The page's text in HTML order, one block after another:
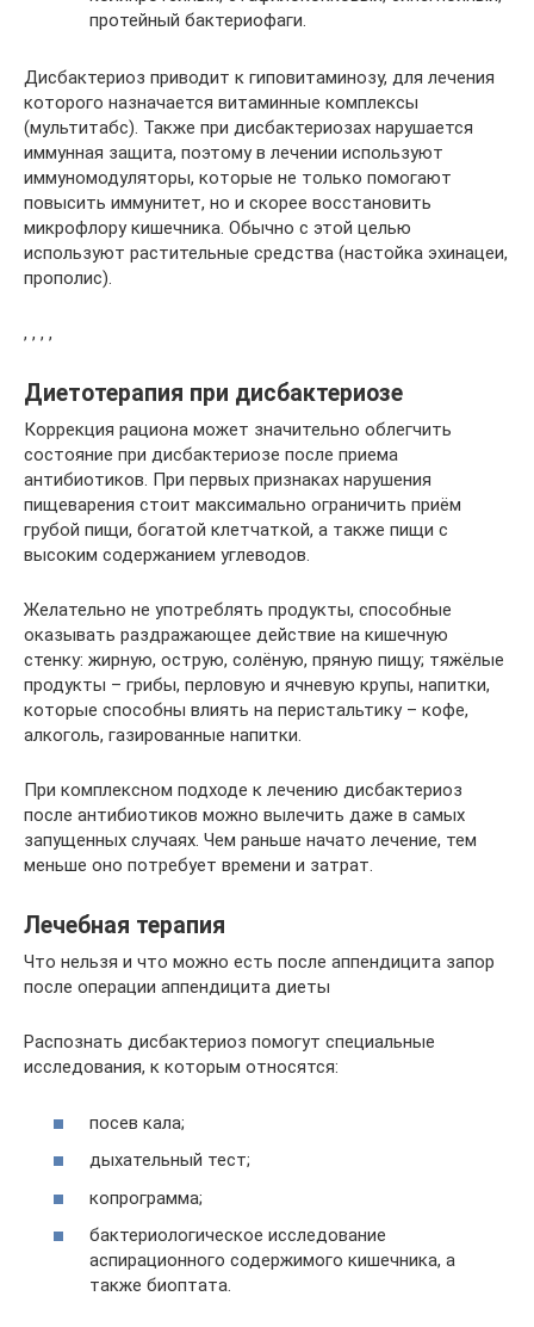
протейный бактериофаги.
Дисбактериоз приводит к гиповитаминозу, для лечения
которого назначается витаминные комплексы
(мультитабс). Также при дисбактериозах нарушается
иммунная защита, поэтому в лечении используют
иммуномодуляторы, которые не только помогают
повысить иммунитет, но и скорее восстановить
микрофлору кишечника. Обычно с этой целью
используют растительные средства (настойка эхинацеи,
прополис).
, , , ,
Диетотерапия при дисбактериозе
Коррекция рациона может значительно облегчить
состояние при дисбактериозе после приема
антибиотиков. При первых признаках нарушения
пищеварения стоит максимально ограничить приём
грубой пищи, богатой клетчаткой, а также пищи с
высоким содержанием углеводов.
Желательно не употреблять продукты, способные
оказывать раздражающее действие на кишечную
стенку: жирную, острую, солёную, пряную пищу; тяжёлые
продукты – грибы, перловую и ячневую крупы, напитки,
которые способны влиять на перистальтику – кофе,
алкоголь, газированные напитки.
При комплексном подходе к лечению дисбактериоз
после антибиотиков можно вылечить даже в самых
запущенных случаях. Чем раньше начато лечение, тем
меньше оно потребует времени и затрат.
Лечебная терапия
Что нельзя и что можно есть после аппендицита запор
после операции аппендицита диеты
Распознать дисбактериоз помогут специальные
исследования, к которым относятся:
посев кала;
дыхательный тест;
копрограмма;
бактериологическое исследование
аспирационного содержимого кишечника, а
также биоптата.